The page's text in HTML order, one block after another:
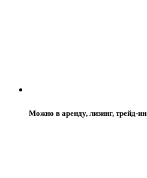
Можно в аренду, лизинг, трейд-ин